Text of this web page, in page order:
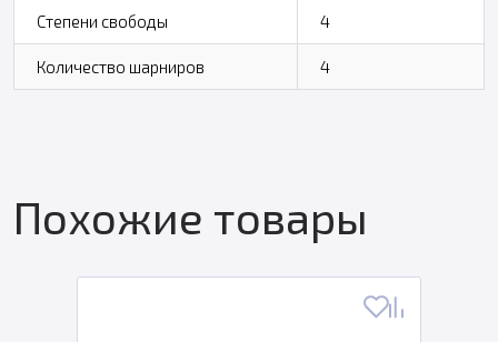
Степени свободы 4
Количество шарниров 4
Похожие товары